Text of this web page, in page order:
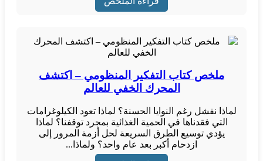
ملخص كتاب التفكير المنظومي – اكتشف
المحرك الخفي للعالم
لماذا نفشل رغم النوايا الحسنة؟ لماذا تعود الكيلوغرامات
التي فقدناها في الحمية الغذائية بمجرد توقفنا؟ لماذا
يؤدي توسيع الطرق السريعة لحل أزمة المرور إلى
ازدحام أكبر بعد عام واحد؟ ولماذا...